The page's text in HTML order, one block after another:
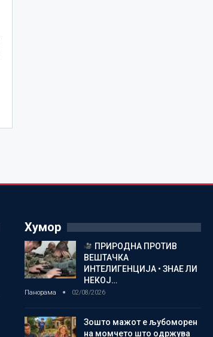
Хумор
ПРИРОДНА ПРОТИВ
ВЕШТАЧКА
ИНТЕЛИГЕНЦИЈА • ЗНАЕ ЛИ
НЕКОЈ…
Панорама 02/08/2026
Зошто мажот е љубоморен
на момчето што одржува